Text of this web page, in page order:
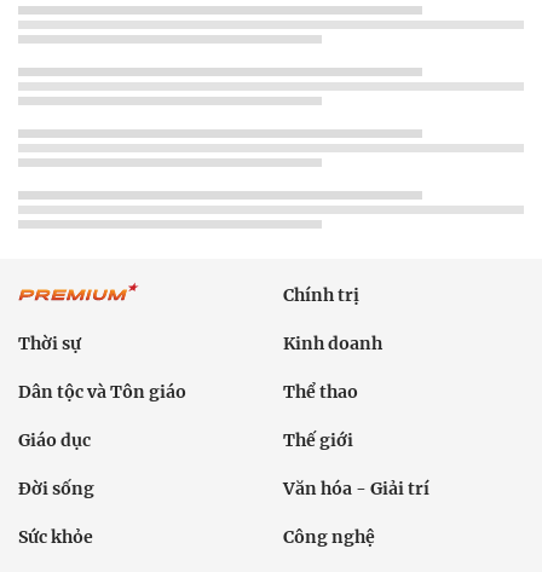
Chính trị
Thời sự Kinh doanh
Dân tộc và Tôn giáo Thể thao
Giáo dục Thế giới
Đời sống Văn hóa - Giải trí
Sức khỏe Công nghệ